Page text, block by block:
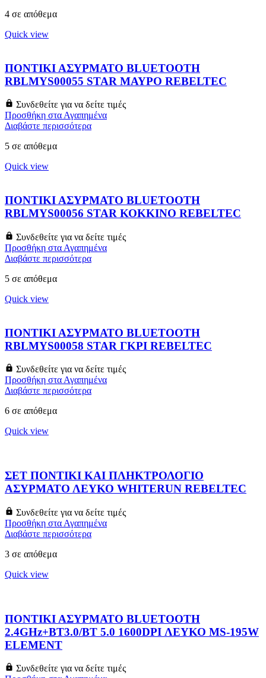
4 σε απόθεμα
Quick view
ΠΟΝΤΙΚΙ ΑΣΥΡΜΑΤΟ BLUETOOTH
RBLMYS00055 STAR ΜΑΥΡΟ REBELTEC
Συνδεθείτε για να δείτε τιμές
Προσθήκη στα Αγαπημένα
Διαβάστε περισσότερα
5 σε απόθεμα
Quick view
ΠΟΝΤΙΚΙ ΑΣΥΡΜΑΤΟ BLUETOOTH
RBLMYS00056 STAR ΚΟΚΚΙΝΟ REBELTEC
Συνδεθείτε για να δείτε τιμές
Προσθήκη στα Αγαπημένα
Διαβάστε περισσότερα
5 σε απόθεμα
Quick view
ΠΟΝΤΙΚΙ ΑΣΥΡΜΑΤΟ BLUETOOTH
RBLMYS00058 STAR ΓΚΡΙ REBELTEC
Συνδεθείτε για να δείτε τιμές
Προσθήκη στα Αγαπημένα
Διαβάστε περισσότερα
6 σε απόθεμα
Quick view
ΣΕΤ ΠΟΝΤΙΚΙ ΚΑΙ ΠΛΗΚΤΡΟΛΟΓΙΟ
ΑΣΥΡΜΑΤΟ ΛΕΥΚΟ WHITERUN REBELTEC
Συνδεθείτε για να δείτε τιμές
Προσθήκη στα Αγαπημένα
Διαβάστε περισσότερα
3 σε απόθεμα
Quick view
ΠΟΝΤΙΚΙ ΑΣΥΡΜΑΤΟ BLUETOOTH
2.4GHz+BT3.0/BT 5.0 1600DPI ΛΕΥΚΟ MS-195W
ELEMENT
Συνδεθείτε για να δείτε τιμές